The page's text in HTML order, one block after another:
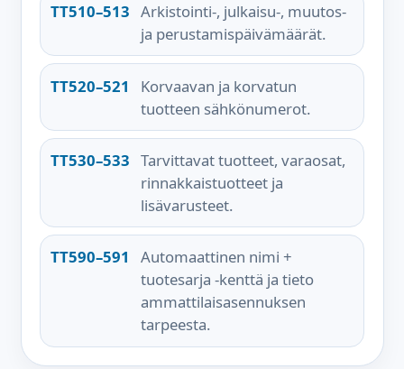
TT510–513 Arkistointi-, julkaisu-, muutos-
ja perustamispäivämäärät.
TT520–521
Korvaavan ja korvatun
tuotteen sähkönumerot.
TT530–533 Tarvittavat tuotteet, varaosat,
rinnakkaistuotteet ja
lisävarusteet.
TT590–591
Automaattinen nimi +
tuotesarja -kenttä ja tieto
ammattilaisasennuksen
tarpeesta.